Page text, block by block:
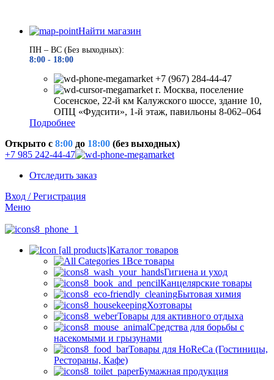
Найти магазин
ПН – ВС (Без выходных):
8:00 - 18:00
+7 (967) 284-44-47
г. Москва, поселение
Сосенское, 22-й км Калужского шоссе, здание 10,
ОПЦ «Фудсити», 1-й этаж, павильоны 8-062–064
Подробнее
Открыто c 8:00 до 18:00 (без выходных)
+7 985 242-44-47
Отследить заказ
Вход / Регистрация
Меню
Каталог товаров
Все товары
Гигиена и уход
Канцелярские товары
Бытовая химия
Хозтовары
Товары для активного отдыха
Средства для борьбы с
насекомыми и грызунами
Товары для HoReCa (Гостиницы,
Рестораны, Кафе)
Бумажная продукция